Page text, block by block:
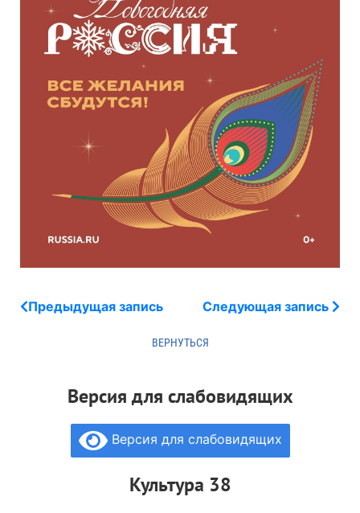
Предыдущая запись Следующая запись
Версия для слабовидящих
Версия для слабовидящих
Культура 38